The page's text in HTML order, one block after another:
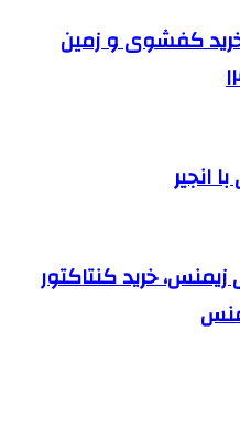
کفشوی و زمین
انجیر
خرید کنتاکتور